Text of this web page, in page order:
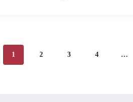
1 2 3 4 …